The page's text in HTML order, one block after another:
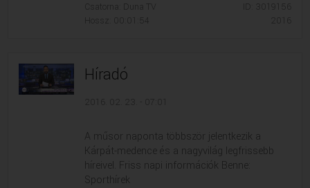
Csatorna: Duna TV
Hossz: 00:01:54
Híradó
2016. 02. 23. - 07:01
A műsor naponta többször jelentkezik a
Kárpát-medence és a nagyvilág legfrissebb
híreivel. Friss napi információk Benne:
Sporthírek